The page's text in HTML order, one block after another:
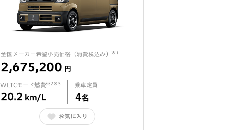
全国メーカー希望小売価格（ 消費税込み） ※1
2,675,200 円
WLTCモード燃費 ※2※3
20.2 km/L
乗車定員
4名
お気に入り